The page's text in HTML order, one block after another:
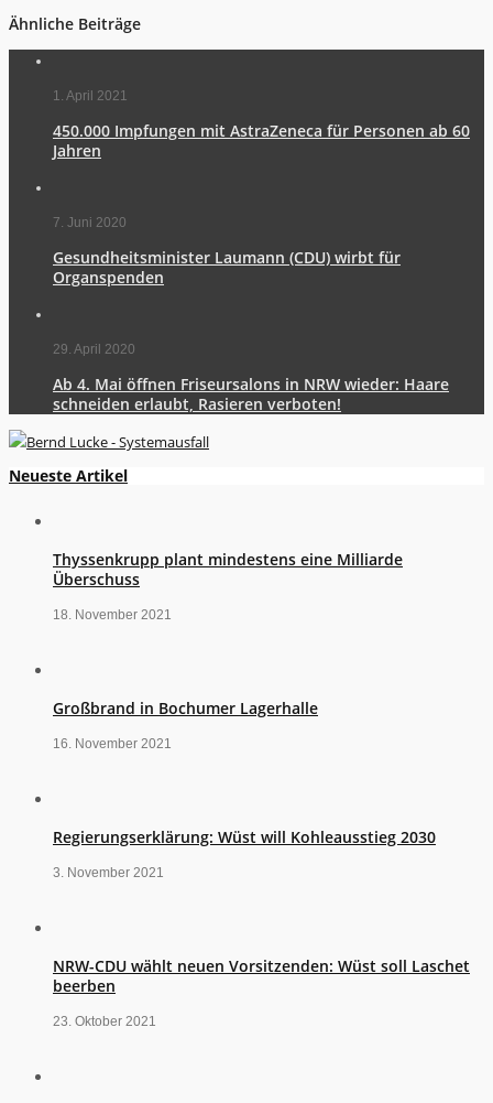
Ähnliche Beiträge
1. April 2021
450.000 Impfungen mit AstraZeneca für Personen ab 60
Jahren
7. Juni 2020
Gesundheitsminister Laumann (CDU) wirbt für
Organspenden
29. April 2020
Ab 4. Mai öffnen Friseursalons in NRW wieder: Haare
schneiden erlaubt, Rasieren verboten!
Neueste Artikel
Thyssenkrupp plant mindestens eine Milliarde
Überschuss
18. November 2021
Großbrand in Bochumer Lagerhalle
16. November 2021
Regierungserklärung: Wüst will Kohleausstieg 2030
3. November 2021
NRW-CDU wählt neuen Vorsitzenden: Wüst soll Laschet
beerben
23. Oktober 2021